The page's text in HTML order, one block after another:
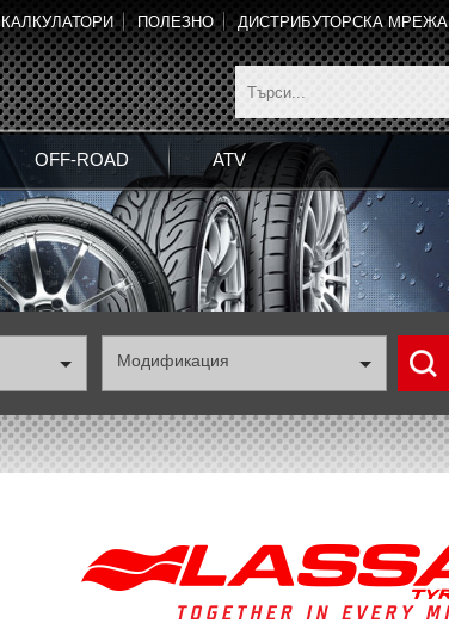
КАЛКУЛАТОРИ ПОЛЕЗНО ДИСТРИБУТОРСКА МРЕЖА
OFF-ROAD ATV
Модификация